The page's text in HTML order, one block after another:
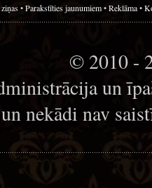
•Parakstīties jaunumiem•Reklāma•
© 2010 -
un
nekādi nav